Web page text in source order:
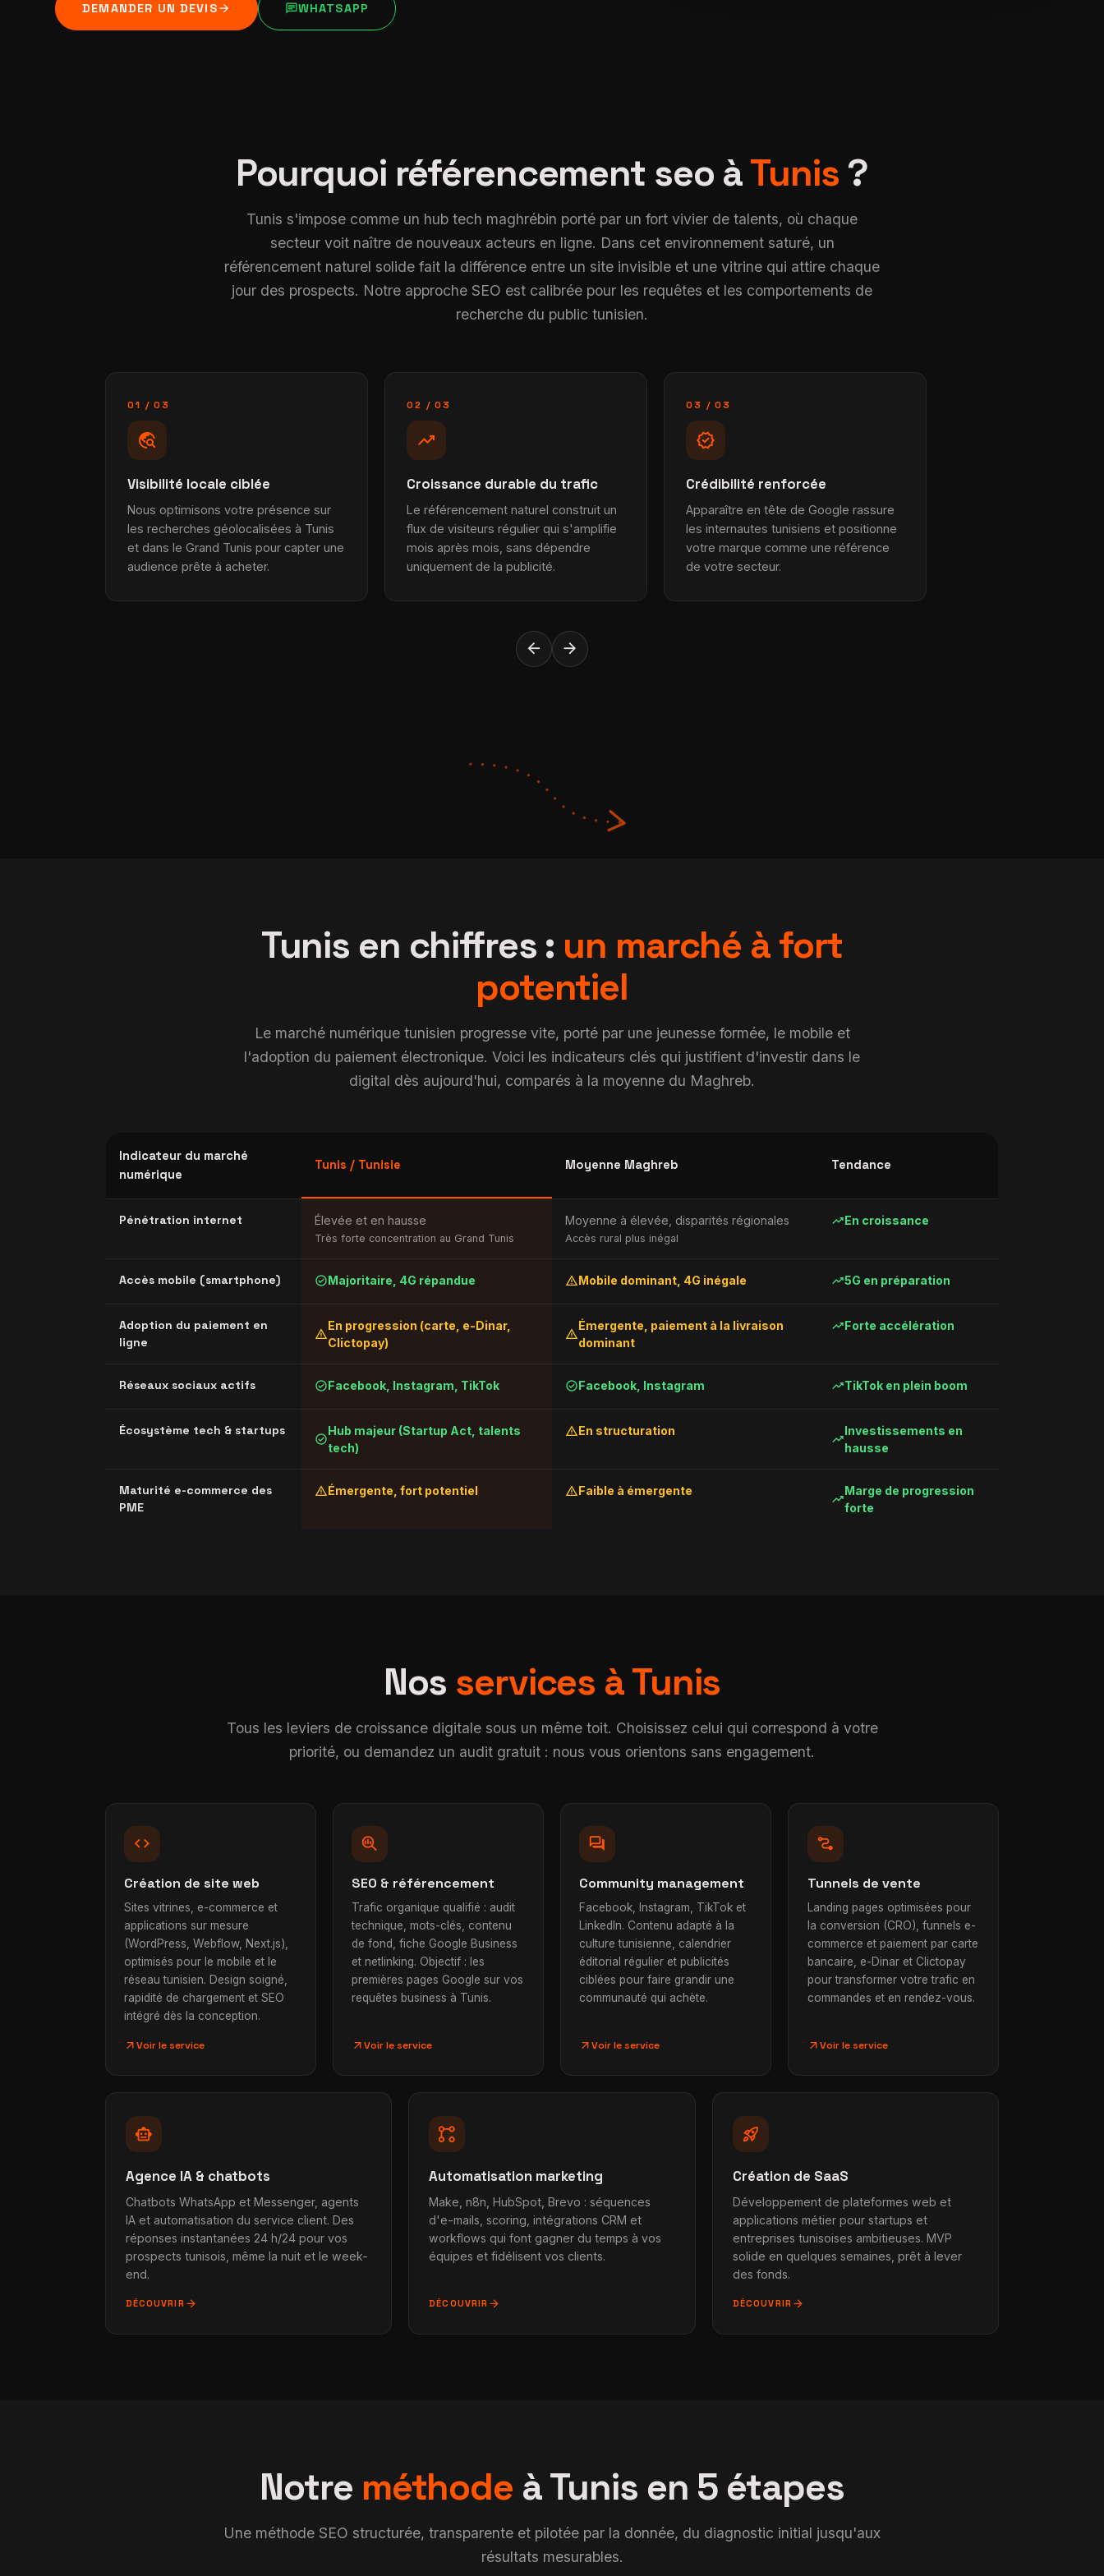
DEMANDER UN DEVISarrow_forward chatWHATSAPP
Pourquoi référencement seo àTunis ?
Tunis s'impose comme un hub tech maghrébin porté par un fort vivier de talents, où chaque
secteur voit naître de nouveaux acteurs en ligne. Dans cet environnement saturé, un
référencement naturel solide fait la différence entre un site invisible et une vitrine qui attire chaque
jour des prospects. Notre approche SEO est calibrée pour les requêtes et les comportements de
recherche du public tunisien.
01 / 03
travel_explore
Visibilité locale ciblée
Nous optimisons votre présence sur
les recherches géolocalisées à Tunis
et dans le Grand Tunis pour capter une
audience prête à acheter.
02 / 03
trending_up
Croissance durable du trafic
Le référencement naturel construit un
flux de visiteurs régulier qui s'amplifie
mois après mois, sans dépendre
uniquement de la publicité.
03 / 03
verified
Crédibilité renforcée
Apparaître en tête de Google rassure
les internautes tunisiens et positionne
votre marque comme une référence
de votre secteur.
arrow_back arrow_forward
Tunis en chiffres : un marché à fort
potentiel
Le marché numérique tunisien progresse vite, porté par une jeunesse formée, le mobile et
l'adoption du paiement électronique. Voici les indicateurs clés qui justifient d'investir dans le
digital dès aujourd'hui, comparés à la moyenne du Maghreb.
Indicateur du marché
numérique
Tunis / Tunisie Moyenne Maghreb Tendance
Pénétration internet Élevée et en hausse
Très forte concentration au Grand Tunis
Moyenne à élevée, disparités régionales
Accès rural plus inégal
trending_upEn croissance
Accès mobile (smartphone) check_circleMajoritaire, 4G répandue warningMobile dominant, 4G inégale trending_up5G en préparation
Adoption du paiement en
ligne
warning
En progression (carte, e-Dinar,
Clictopay)
warning
Émergente, paiement à la livraison
dominant
trending_upForte accélération
Réseaux sociaux actifs check_circleFacebook, Instagram, TikTok check_circleFacebook, Instagram trending_upTikTok en plein boom
Écosystème tech & startups
check_circle
Hub majeur (Startup Act, talents
tech)
warningEn structuration
trending_up
Investissements en
hausse
Maturité e-commerce des
PME
warningÉmergente, fort potentiel warningFaible à émergente
trending_up
Marge de progression
forte
Nos services à Tunis
Tous les leviers de croissance digitale sous un même toit. Choisissez celui qui correspond à votre
priorité, ou demandez un audit gratuit : nous vous orientons sans engagement.
code
Création de site web
Sites vitrines, e-commerce et
applications sur mesure
(WordPress, Webflow, Next.js),
optimisés pour le mobile et le
réseau tunisien. Design soigné,
rapidité de chargement et SEO
intégré dès la conception.
arrow_outwardVoir le service
search_insights
SEO & référencement
Trafic organique qualifié : audit
technique, mots-clés, contenu
de fond, fiche Google Business
et netlinking. Objectif : les
premières pages Google sur vos
requêtes business à Tunis.
arrow_outwardVoir le service
forum
Community management
Facebook, Instagram, TikTok et
LinkedIn. Contenu adapté à la
culture tunisienne, calendrier
éditorial régulier et publicités
ciblées pour faire grandir une
communauté qui achète.
arrow_outwardVoir le service
conversion_path
Tunnels de vente
Landing pages optimisées pour
la conversion (CRO), funnels e-
commerce et paiement par carte
bancaire, e-Dinar et Clictopay
pour transformer votre trafic en
commandes et en rendez-vous.
arrow_outwardVoir le service
smart_toy
Agence IA & chatbots
Chatbots WhatsApp et Messenger, agents
IA et automatisation du service client. Des
réponses instantanées 24 h/24 pour vos
prospects tunisois, même la nuit et le week-
end.
DÉCOUVRIR arrow_forward
linked_services
Automatisation marketing
Make, n8n, HubSpot, Brevo : séquences
d'e-mails, scoring, intégrations CRM et
workflows qui font gagner du temps à vos
équipes et fidélisent vos clients.
DÉCOUVRIR arrow_forward
rocket_launch
Création de SaaS
Développement de plateformes web et
applications métier pour startups et
entreprises tunisoises ambitieuses. MVP
solide en quelques semaines, prêt à lever
des fonds.
DÉCOUVRIR arrow_forward
Notre méthode à Tunis en 5 étapes
Une méthode SEO structurée, transparente et pilotée par la donnée, du diagnostic initial jusqu'aux
résultats mesurables.